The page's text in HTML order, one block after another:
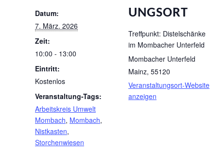
Datum:
7. März. 2026
Zeit:
10:00 - 13:00
Eintritt:
Kostenlos
Veranstaltung-Tags:
Arbeitskreis Umwelt
Mombach, Mombach,
Nistkasten,
Storchenwiesen
UNGSORT
Treffpunkt: Distelschänke
im Mombacher Unterfeld
Mombacher Unterfeld
Mainz, 55120
Veranstaltungsort-Website
anzeigen